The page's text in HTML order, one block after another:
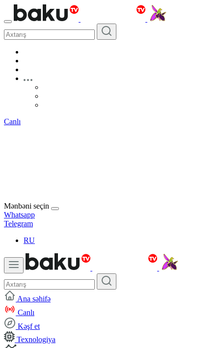
Canlı
Mənbəni seçin
Whatsapp
Telegram
RU
Ana səhifə
Canlı
Kəşf et
Texnologiya